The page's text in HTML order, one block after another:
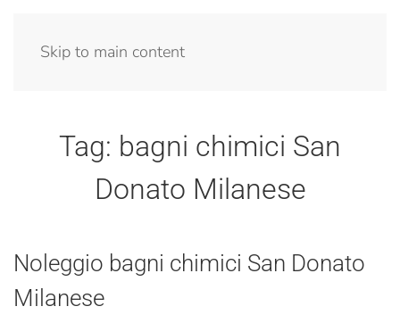
Skip to main content
Tag: bagni chimici San
Donato Milanese
Noleggio bagni chimici San Donato
Milanese